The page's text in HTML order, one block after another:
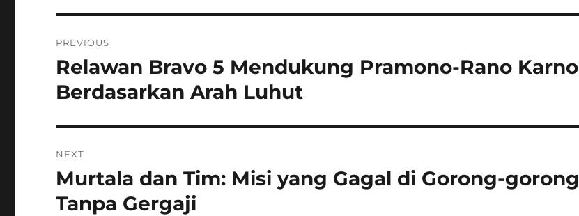
pos
PREVIOUS
Previous
post:
Relawan Bravo 5 Mendukung Pramono-Rano Karno
Berdasarkan Arah Luhut
NEXT
Next
post:
Murtala dan Tim: Misi yang Gagal di Gorong-gorong
Tanpa Gergaji